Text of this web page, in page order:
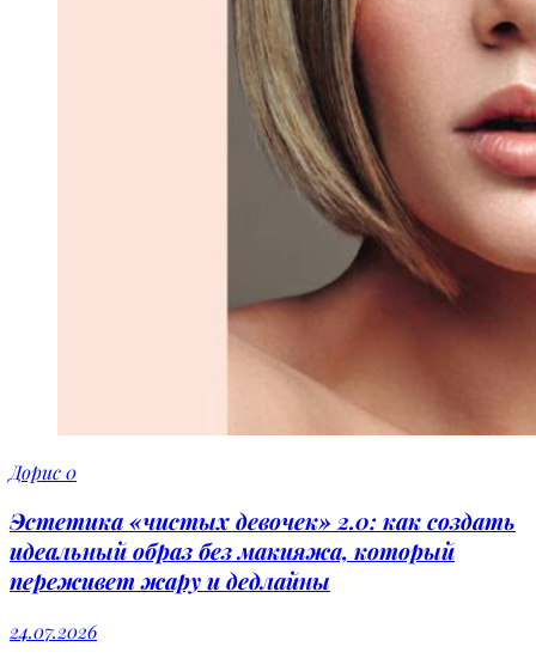
Дорис0
Эстетика «чистых девочек» 2.0: как создать
идеальный образ без макияжа, который
переживет жару и дедлайны
24.07.2026